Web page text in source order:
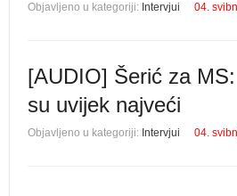
Objavljeno u kategoriji: Intervjui 04.
[AUDIO] Šerić za
su uvijek najveći
Objavljeno u kategoriji: Intervjui 04.